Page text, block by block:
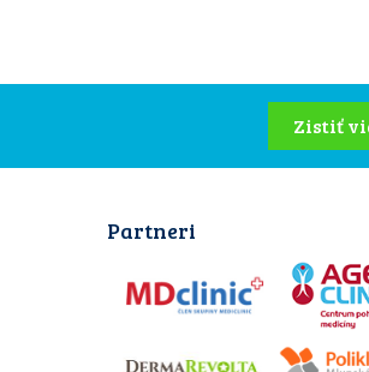
Zistiť
Partneri